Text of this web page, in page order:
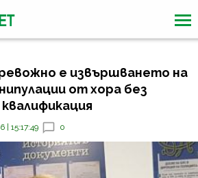
е извършването на
от хора без
| 15:17:49 0